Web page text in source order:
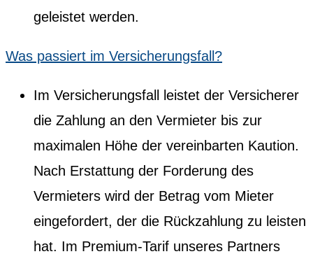
geleistet werden.
Was passiert im Versicherungsfall?
Im Versicherungsfall leistet der Versicherer
die Zahlung an den Vermieter bis zur
maximalen Höhe der vereinbarten Kaution.
Nach Erstattung der Forderung des
Vermieters wird der Betrag vom Mieter
eingefordert, der die Rückzahlung zu leisten
hat. Im Premium-Tarif unseres Partners